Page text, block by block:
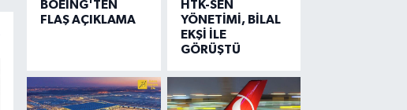
BOEING'TEN
FLAŞ AÇIKLAMA
HTK-SEN
YÖNETİMİ, BİLAL
EKŞİ İLE
GÖRÜŞTÜ